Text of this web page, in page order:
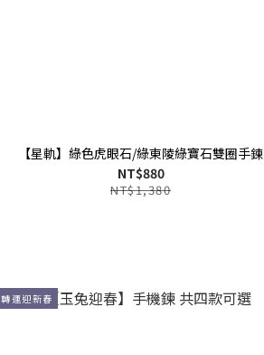
【星軌】綠色虎眼石/綠東陵綠寶石雙圈手鍊
NT$880
NT$1,380
轉運迎新春